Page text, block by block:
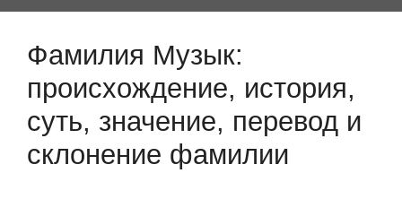
Фамилия Музык:
происхождение, история,
суть, значение, перевод и
склонение фамилии